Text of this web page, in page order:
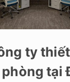
ty
tại